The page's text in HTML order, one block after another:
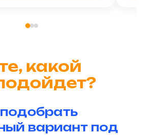
какой
вариант под